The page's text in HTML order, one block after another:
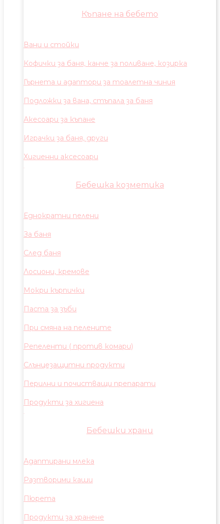
Къпане на бебето
Вани и стойки
Кофички за баня, канче за поливане, козирка
Гърнета и адаптори за тоалетна чиния
Подложки за вана, стъпала за баня
Акесоари за къпане
Играчки за баня, други
Хигиенни аксесоари
Бебешка козметика
Еднократни пелени
За баня
След баня
Лосиони, кремове
Мокри кърпички
Паста за зъби
При смяна на пелените
Репеленти ( против комари)
Слънцезащитни продукти
Перилни и почистващи препарати
Продукти за хигиена
Бебешки храни
Адаптирани млека
Разтворими каши
Пюрета
Продукти за хранене